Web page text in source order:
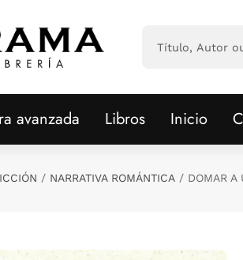
avanzada Libros Inicio
NARRATIVA ROMÁNTICA DOMAR A